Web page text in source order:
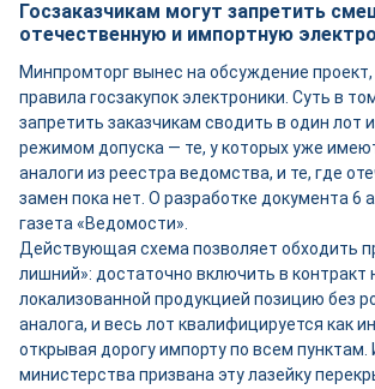
Госзаказчикам могут запретить
отечественную и импортную
Минпромторг вынес на обсуждение
правила госзакупок электроники. Суть в
запретить заказчикам сводить в один лот
режимом допуска — те, у которых уже
аналоги из реестра ведомства, и те, где
замен пока нет. О разработке документа 6
газета «Ведомости».
Действующая схема позволяет обходить
лишний»: достаточно включить в контракт
локализованной продукцией позицию без
аналога, и весь лот квалифицируется как
открывая дорогу импорту по всем пунктам.
министерства призвана эту лазейку